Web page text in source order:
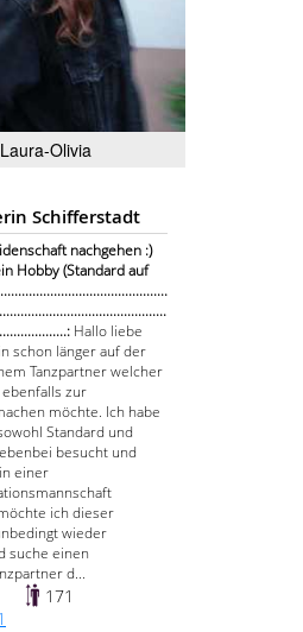
Laura-Olivia
Schifferstadt
nachgehen :)
Hobby (Standard auf
Hallo liebe
schon länger auf der
Tanzpartner welcher
zur
möchte. Ich habe
Standard und
besucht und
einer
ich dieser
wieder
suche einen
d...
171